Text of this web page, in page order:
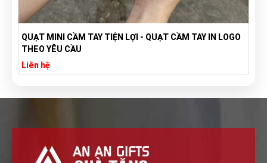
TÚI VẢI BỐ CANVAS IN LOGO THEO YÊU CẦU GIÁ RẺ -
XƯỞNG SẢN XUẤT TÚI VẢI CANVAS
Liên hệ